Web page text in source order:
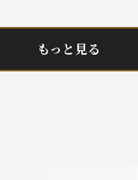
もっと見る